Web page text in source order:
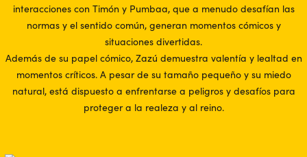
interacciones con Timón y Pumbaa, que a menudo desafían las
normas y el sentido común, generan momentos cómicos y
situaciones divertidas.
Además de su papel cómico, Zazú demuestra valentía y lealtad en
momentos críticos. A pesar de su tamaño pequeño y su miedo
natural, está dispuesto a enfrentarse a peligros y desafíos para
proteger a la realeza y al reino.